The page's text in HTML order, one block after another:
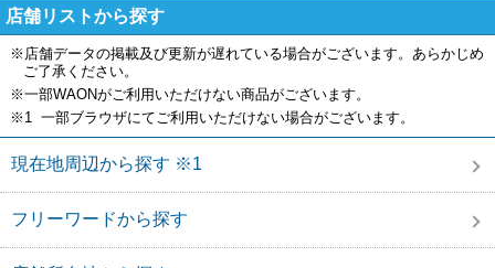
店舗リストから探す
※店舗データの掲載及び更新が遅れている場合がございます。あらかじめ
ご了承ください。
※一部WAONがご利用いただけない商品がございます。
※1 一部ブラウザにてご利用いただけない場合がございます。
現在地周辺から探す ※1
フリーワードから探す